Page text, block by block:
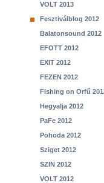
VOLT 2013
Fesztiválblog 2012
Balatonsound 2012
EFOTT 2012
EXIT 2012
FEZEN 2012
Fishing on Orfű
Hegyalja 2012
PaFe 2012
Pohoda 2012
Sziget 2012
SZIN 2012
VOLT 2012